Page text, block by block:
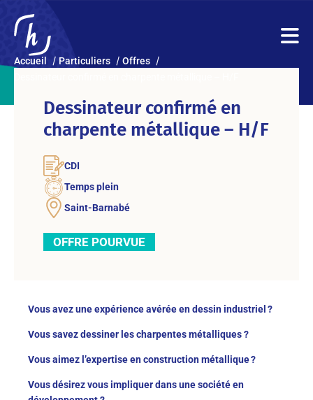
Accueil Particuliers
Offres
Dessinateur confirmé en
charpente métallique – H/F
CDI
Temps plein
Saint-Barnabé
OFFRE POURVUE
Vous avez une expérience avérée en dessin industriel ?
Vous savez dessiner les charpentes métalliques ?
Vous aimez l’expertise en construction métallique ?
Vous désirez vous impliquer dans une société en